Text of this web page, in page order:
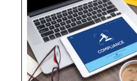
La diferencia no está en
la antigüedad, sino en
competencias que se
aprender, practicar y
preguntas qué separa a